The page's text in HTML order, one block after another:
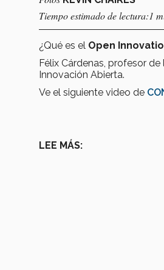
Tiempo estimado de lectura:1
¿Qué es el Open
Félix Cárdenas, profesor de
Innovación Abierta.
Ve el siguiente video de
LEE MÁS: